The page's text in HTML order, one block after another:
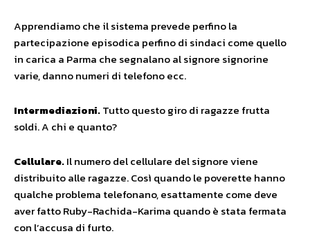
Apprendiamo che il sistema prevede perfino la
partecipazione episodica perfino di sindaci come quello
in carica a Parma che segnalano al signore signorine
varie, danno numeri di telefono ecc.
Intermediazioni.Tutto questo giro di ragazze frutta
soldi. A chi e quanto?
Cellulare.Il numero del cellulare del signore viene
distribuito alle ragazze. Così quando le poverette hanno
qualche problema telefonano, esattamente come deve
aver fatto Ruby-Rachida-Karima quando è stata fermata
con l’accusa di furto.